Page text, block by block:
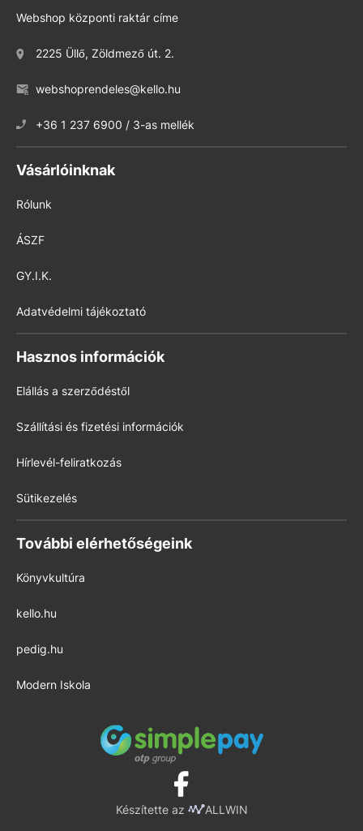
Webshop központi raktár címe
2225 Üllő, Zöldmező út. 2.
webshoprendeles@kello.hu
+36 1 237 6900 / 3-as mellék
Vásárlóinknak
Rólunk
ÁSZF
GY.I.K.
Adatvédelmi tájékoztató
Hasznos információk
Elállás a szerződéstől
Szállítási és fizetési információk
Hírlevél-feliratkozás
Sütikezelés
További elérhetőségeink
Könyvkultúra
kello.hu
pedig.hu
Modern Iskola
Készítette az ALLWIN